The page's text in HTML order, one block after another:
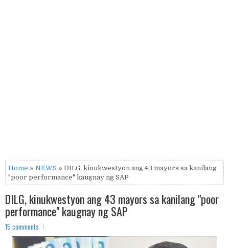
Home » NEWS » DILG, kinukwestyon ang 43 mayors sa kanilang
"poor performance" kaugnay ng SAP
DILG, kinukwestyon ang 43 mayors sa kanilang "poor
performance" kaugnay ng SAP
15 comments